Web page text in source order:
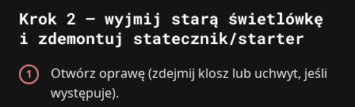
Krok 2 – wyjmij starą świetlówkę
i zdemontuj statecznik/starter
Otwórz oprawę (zdejmij klosz lub uchwyt, jeśli
występuje).